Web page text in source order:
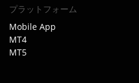
プラットフォーム
Mobile App
MT4
MT5